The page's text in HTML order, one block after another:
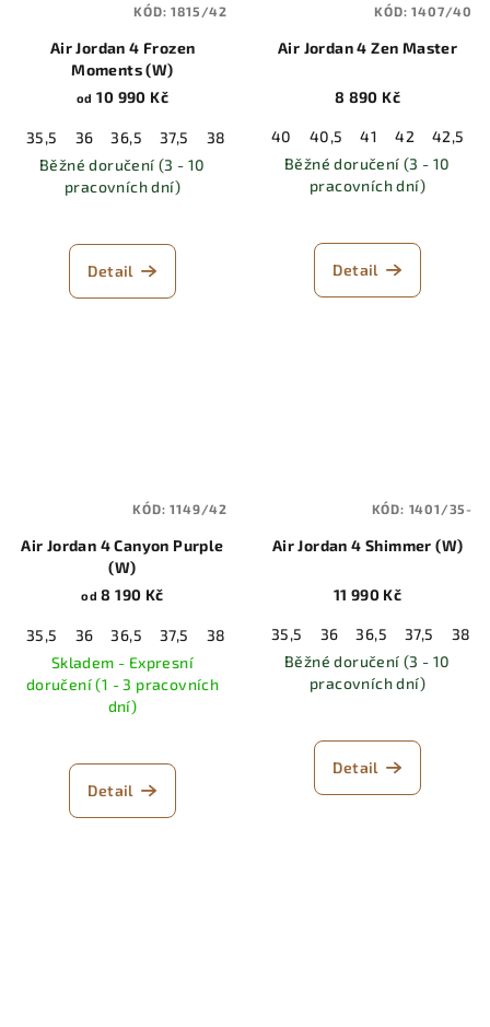
Air Jordan 4 Frozen
Moments (W)
od 10 990 Kč
35,5 36 36,5 37,5 38 38,5 39 40 40,5 41 42
Běžné doručení (3 - 10
pracovních dní)
Detail
KÓD:1815/42
Air Jordan 4 Zen Master
8 890 Kč
40 40,5 41 42 42,5
Běžné doručení (3 - 10
pracovních dní)
Detail
KÓD:1407/40
Air Jordan 4 Canyon Purple
(W)
od 8 190 Kč
35,5 36 36,5 37,5 38 38,5 39 40 40,5 41 42
Skladem - Expresní
doručení (1 - 3 pracovních
dní)
Detail
KÓD:1149/42
Air Jordan 4 Shimmer (W)
11 990 Kč
35,5 36 36,5 37,5 38
Běžné doručení (3 - 10
pracovních dní)
Detail
KÓD: 1401/35-